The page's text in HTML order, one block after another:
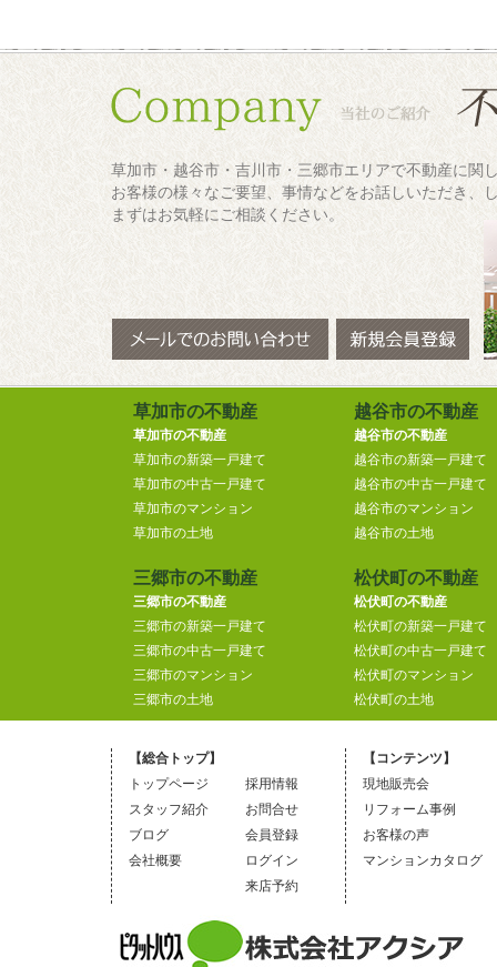
草加市・越谷市・吉川市・三郷市エリアで不動産に関
お客様の様々なご要望、事情などをお話しいただき、
まずはお気軽にご相談ください。
草加市の不動産
草加市の不動産
草加市の新築一戸建て
草加市の中古一戸建て
草加市のマンション
草加市の土地
越谷市の不動産
越谷市の不動産
越谷市の新築一戸建て
越谷市の中古一戸建て
越谷市のマンション
越谷市の土地
三郷市の不動産
三郷市の不動産
三郷市の新築一戸建て
三郷市の中古一戸建て
三郷市のマンション
三郷市の土地
松伏町の不動産
松伏町の不動産
松伏町の新築一戸建て
松伏町の中古一戸建て
松伏町のマンション
松伏町の土地
【総合トップ】
トップページ
スタッフ紹介
ブログ
会社概要
採用情報
お問合せ
会員登録
ログイン
来店予約
【コンテンツ】
現地販売会
リフォーム事例
お客様の声
マンションカタログ